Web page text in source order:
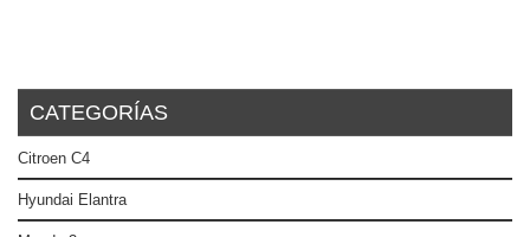
CATEGORÍAS
Citroen C4
Hyundai Elantra